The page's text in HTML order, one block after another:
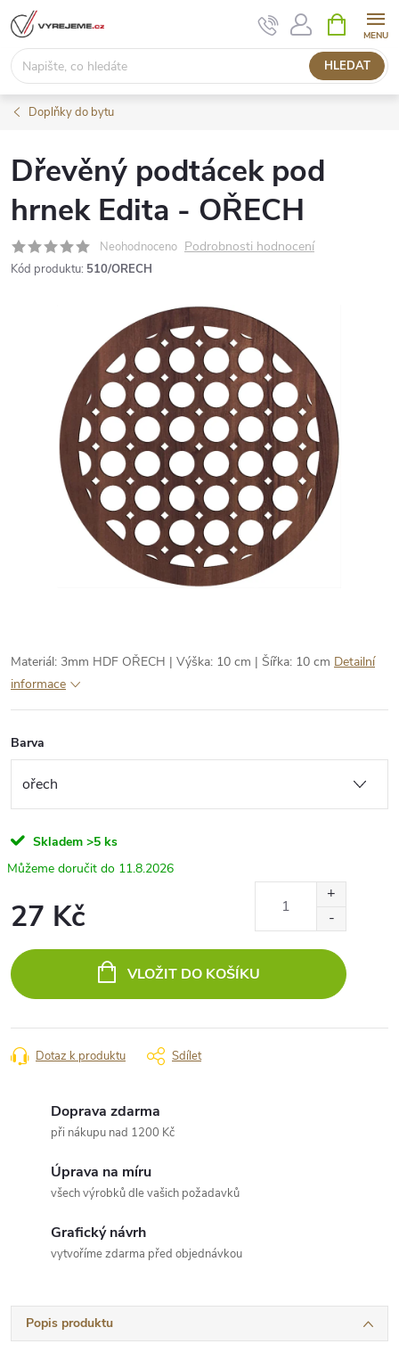
Přejít
na
obsah
HLEDAT
NÁKUPNÍ
KOŠÍK
Doplňky do bytu
Dřevěný podtácek pod
hrnek Edita - OŘECH
Neohodnoceno Podrobnosti hodnocení
Kód produktu: 510/ORECH
Materiál: 3mm HDF OŘECH | Výška: 10 cm | Šířka: 10 cm Detailní
informace
Barva
Skladem >5 ks
11.8.2026
27 Kč
cena:
VLOŽIT DO KOŠÍKU
Dotaz k produktu Sdílet
Doprava zdarma
při nákupu nad 1200 Kč
Úprava na míru
všech výrobků dle vašich požadavků
Grafický návrh
vytvoříme zdarma před objednávkou
Popis produktu